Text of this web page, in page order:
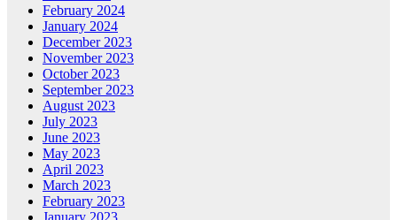
February 2024
January 2024
December 2023
November 2023
October 2023
September 2023
August 2023
July 2023
June 2023
May 2023
April 2023
March 2023
February 2023
January 2023